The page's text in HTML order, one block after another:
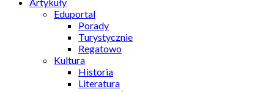
Eduportal
Porady
Turystycznie
Regatowo
Kultura
Historia
Literatura